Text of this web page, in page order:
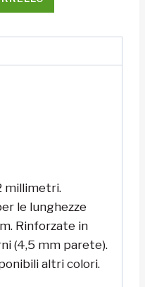
millimetri.
le lunghezze
Rinforzate in
(4,5 mm parete).
altri colori.